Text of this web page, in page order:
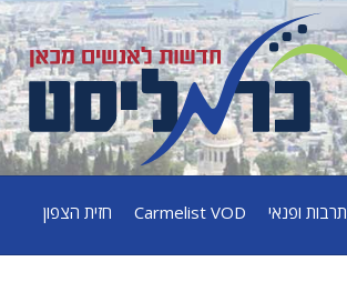
תרבות ופנאי Carmelist VOD חזית הצפון